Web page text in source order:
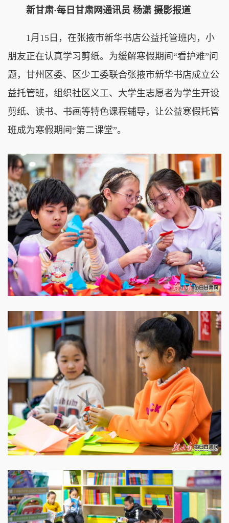
新甘肃·每日甘肃网通讯员 杨潇 摄影报道
1月15日，在张掖市新华书店公益托管班内，小
朋友正在认真学习剪纸。为缓解寒假期间“看护难”问
题，甘州区委、区少工委联合张掖市新华书店成立公
益托管班，组织社区义工、大学生志愿者为学生开设
剪纸、读书、书画等特色课程辅导，让公益寒假托管
班成为寒假期间“第二课堂”。